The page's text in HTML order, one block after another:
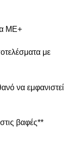
ΜΕ+
με
να εμφανιστεί
βαφές**